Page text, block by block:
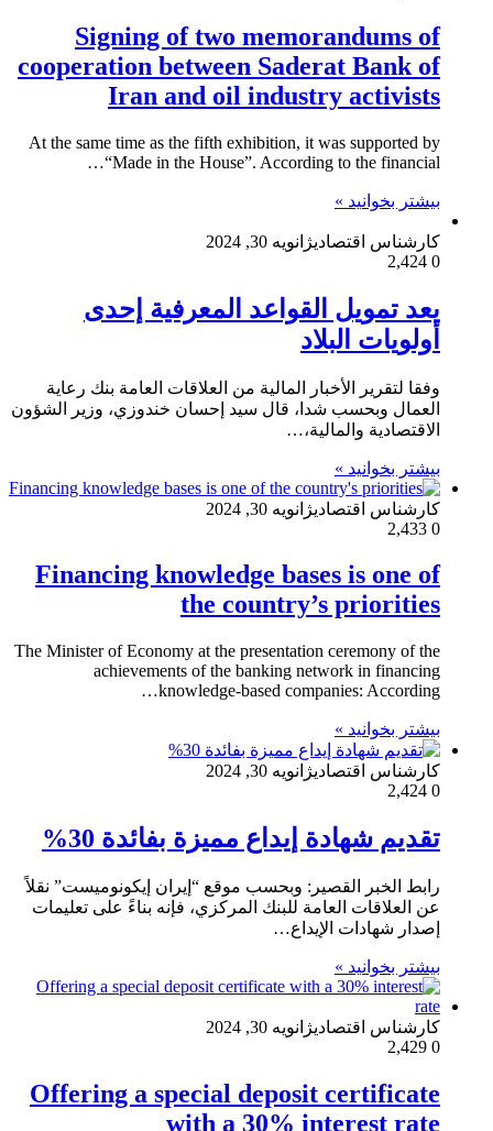
Signing of two memorandums of
cooperation between Saderat Bank of
Iran and oil industry activists
At the same time as the fifth exhibition, it was supported by
“Made in the House”. According to the financial…
بیشتر بخوانید »
کارشناس اقتصادیژانویه 30, 2024
0
يعد تمويل القواعد المعرفية إحدى
أولويات البلاد
وفقا لتقرير الأخبار المالية من العلاقات العامة بنك رعاية
العمال وبحسب شدا، قال سيد إحسان خندوزي، وزير الشؤون
الاقتصادية والمالية،…
بیشتر بخوانید »
کارشناس اقتصادیژانویه 30, 2024
0
Financing knowledge bases is one of
the country’s priorities
The Minister of Economy at the presentation ceremony of the
achievements of the banking network in financing
knowledge-based companies: According…
بیشتر بخوانید »
کارشناس اقتصادیژانویه 30, 2024
0
تقديم شهادة إيداع مميزة بفائدة 30%
رابط الخبر القصير: وبحسب موقع “إيران إيكونوميست” نقلاً
عن العلاقات العامة للبنك المركزي، فإنه بناءً على تعليمات
إصدار شهادات الإيداع…
بیشتر بخوانید »
کارشناس اقتصادیژانویه 30, 2024
0
Offering a special deposit certificate
with a 30% interest rate